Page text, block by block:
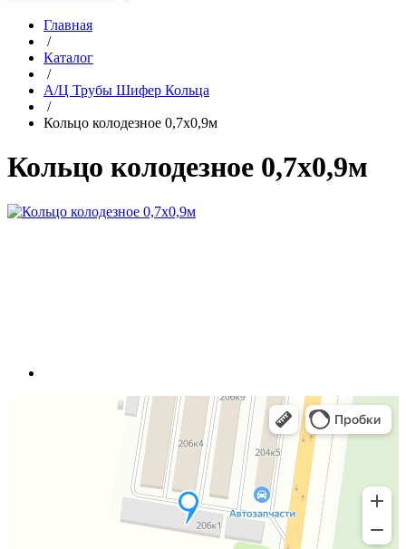
Главная
/
Каталог
/
А/Ц Трубы Шифер Кольца
/
Кольцо колодезное 0,7х0,9м
Кольцо колодезное 0,7х0,9м